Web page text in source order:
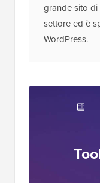
grande sito di
settore ed è
WordPress.